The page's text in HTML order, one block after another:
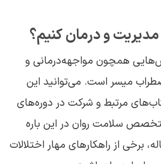
و درمان کنیم؟
همچون مواجهه‌درمانی و
میسر است. می‌توانید این
مرتبط و شرکت در دوره‌های
سلامت روان در این باره
برخی از راهکارهای مهار اختلالات